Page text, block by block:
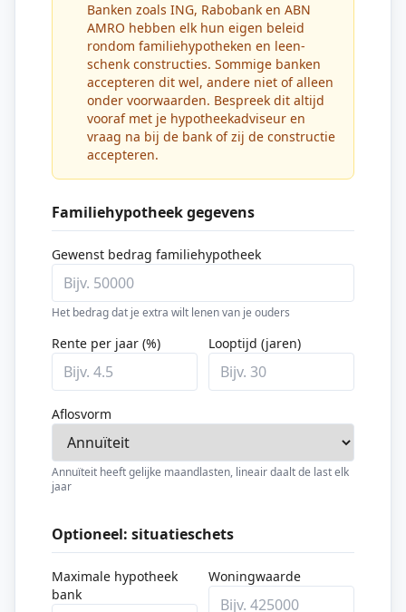
Banken zoals ING, Rabobank en ABN
AMRO hebben elk hun eigen beleid
rondom familiehypotheken en leen-
schenk constructies. Sommige banken
accepteren dit wel, andere niet of alleen
onder voorwaarden. Bespreek dit altijd
vooraf met je hypotheekadviseur en
vraag na bij de bank of zij de constructie
accepteren.
Familiehypotheek gegevens
Gewenst bedrag familiehypotheek
Het bedrag dat je extra wilt lenen van je ouders
Rente per jaar (%) Looptijd (jaren)
Aflosvorm
Annuïteit heeft gelijke maandlasten, lineair daalt de last elk
jaar
Optioneel: situatieschets
Maximale hypotheek
bank
Woningwaarde